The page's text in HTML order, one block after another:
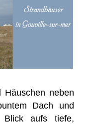
neben
Dach und
Blick aufs tiefe,